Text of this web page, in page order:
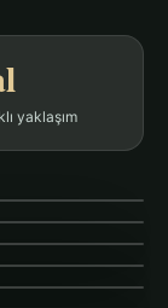
yaklaşım